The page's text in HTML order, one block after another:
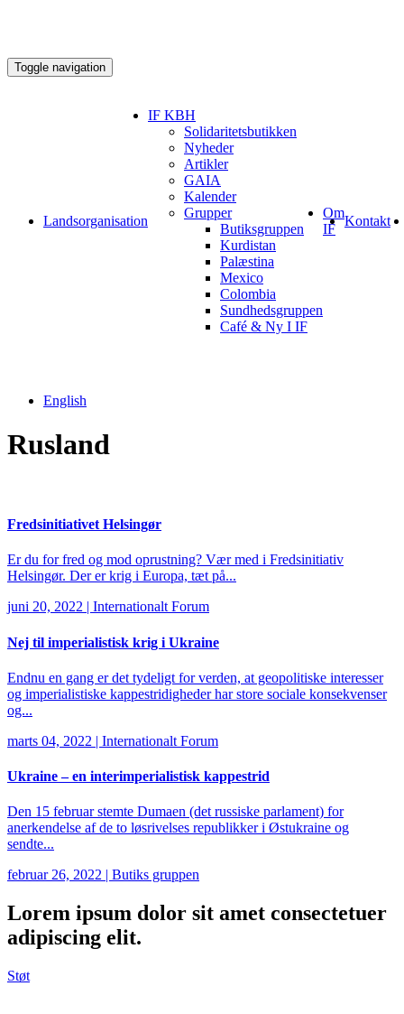
Toggle navigation
Landsorganisation
IF KBH
Solidaritetsbutikken
Nyheder
Artikler
GAIA
Kalender
Grupper
Butiksgruppen
Kurdistan
Palæstina
Mexico
Colombia
Sundhedsgruppen
Café & Ny I IF
Om
IF
Kontakt
English
Rusland
Fredsinitiativet Helsingør
Er du for fred og mod oprustning? Vær med i Fredsinitiativ
Helsingør. Der er krig i Europa, tæt på...
juni 20, 2022 | Internationalt Forum
Nej til imperialistisk krig i Ukraine
Endnu en gang er det tydeligt for verden, at geopolitiske interesser
og imperialistiske kappestridigheder har store sociale konsekvenser
og...
marts 04, 2022 | Internationalt Forum
Ukraine – en interimperialistisk kappestrid
Den 15 februar stemte Dumaen (det russiske parlament) for
anerkendelse af de to løsrivelses republikker i Østukraine og
sendte...
februar 26, 2022
Butiks gruppen
Lorem ipsum dolor sit amet consectetuer
adipiscing elit.
Støt